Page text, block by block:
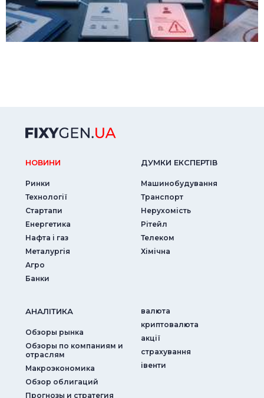
НОВИНИ
Ринки
Технології
Стартапи
Енергетика
Нафта і газ
Металургія
Агро
Банки
ДУМКИ ЕКСПЕРТIВ
Машинобудування
Транспорт
Нерухомість
Рітейл
Телеком
Хімічна
АНАЛIТИКА
Обзоры рынка
Обзоры по компаниям и
отраслям
Макроэкономика
Обзор облигаций
Прогнозы и стратегия
валюта
криптовалюта
акції
страхування
iвенти